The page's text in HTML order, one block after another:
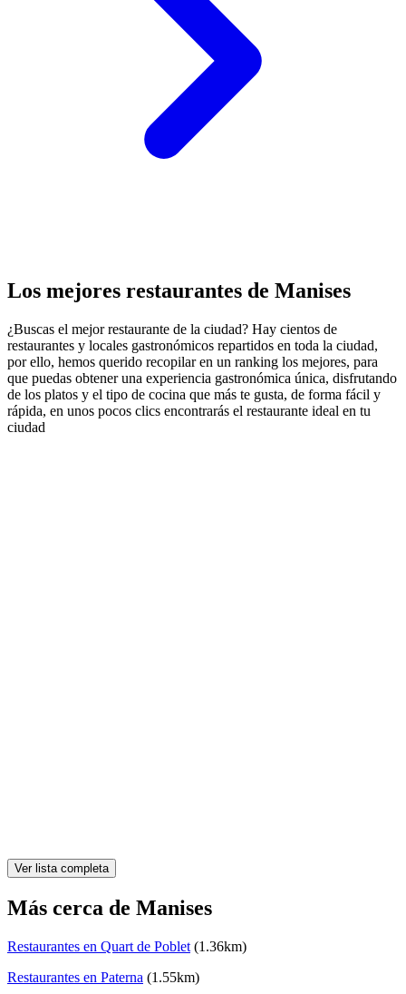
Los mejores restaurantes de Manises
¿Buscas el mejor restaurante de la ciudad? Hay cientos de
restaurantes y locales gastronómicos repartidos en toda la ciudad,
por ello, hemos querido recopilar en un ranking los mejores, para
que puedas obtener una experiencia gastronómica única, disfrutando
de los platos y el tipo de cocina que más te gusta, de forma fácil y
rápida, en unos pocos clics encontrarás el restaurante ideal en tu
ciudad
Ver lista completa
Más cerca de Manises
Restaurantes en Quart de Poblet (1.36km)
Restaurantes en Paterna (1.55km)